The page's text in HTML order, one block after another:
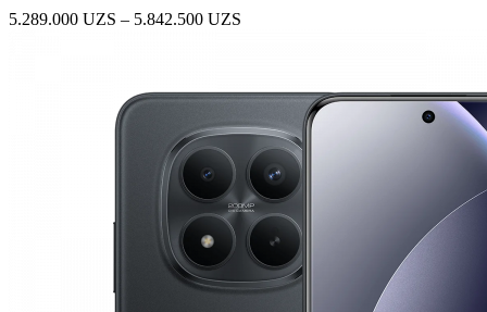
5.289.000 UZS – 5.842.500 UZS
5.842.500 UZS